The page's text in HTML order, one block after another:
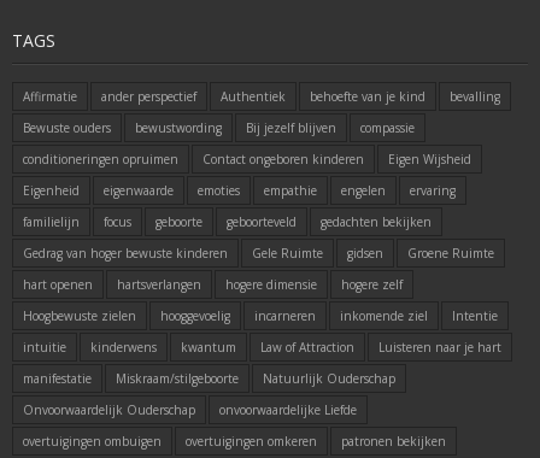
TAGS
Affirmatie ander perspectief Authentiek behoefte van je kind
bevalling
Bewuste ouders
bewustwording Bij jezelf blijven
compassie
conditioneringen opruimen
Contact ongeboren kinderen
Eigen Wijsheid
Eigenheid
eigenwaarde emoties empathie engelen
ervaring
familielijn
focus geboorte geboorteveld
gedachten bekijken
Gedrag van hoger bewuste kinderen
Gele Ruimte gidsen
Groene Ruimte
hart openen
hartsverlangen hogere dimensie
hogere zelf
Hoogbewuste zielen
hooggevoelig incarneren inkomende ziel
Intentie
intuitie
kinderwens kwantum Law of Attraction
Luisteren naar je hart
manifestatie
Miskraam/stilgeboorte
Natuurlijk Ouderschap
Onvoorwaardelijk Ouderschap
onvoorwaardelijke Liefde
overtuigingen ombuigen
overtuigingen omkeren
patronen bekijken